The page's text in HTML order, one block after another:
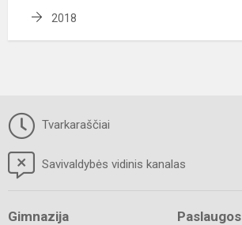
2018
Tvarkaraščiai
Savivaldybės vidinis kanalas
Gimnazija Paslaugos